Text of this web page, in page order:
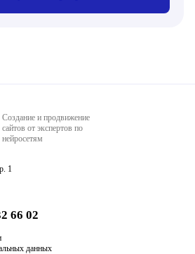
Создание и продвижение
сайтов от экспертов по
нейросетям
1
66 02
данных